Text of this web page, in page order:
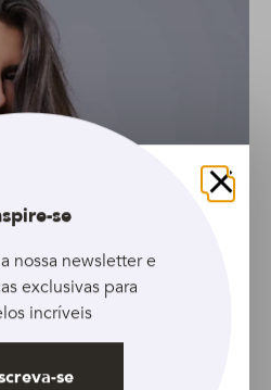
Fechar
se
nossa newsletter e
exclusivas para
incríveis
se